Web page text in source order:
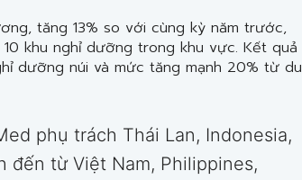
tăng 13% so với cùng kỳ năm trước,
khu nghỉ dưỡng trong khu vực. Kết quả
dưỡng núi và mức tăng mạnh 20% từ du
phụ trách Thái Lan, Indonesia,
đến từ Việt Nam, Philippines,